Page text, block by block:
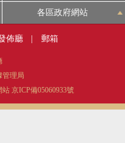
各區政府網站
佈廳 郵箱
管理局
站 京ICP備05060933號